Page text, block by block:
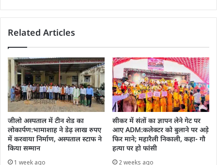
Related Articles
जीलो अस्पताल में टीन शेड का
लोकार्पण:भामाशाह ने डेढ़ लाख रुपए
में करवाया निर्माण, अस्पताल स्टाफ ने
किया सम्मान
1 week ago
सीकर में संतों का ज्ञापन लेने गेट पर
आए ADM:कलेक्टर को बुलाने पर अड़े
फिर माने; महारैली निकाली, कहा- गौ
हत्या पर हो फांसी
2 weeks ago